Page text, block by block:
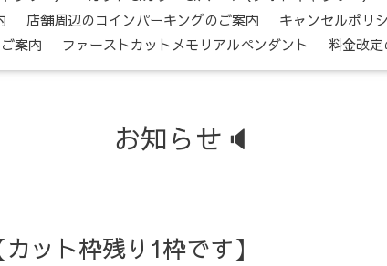
店舗周辺のコインパーキングのご案内
キャンセルポリ
案内 ファーストカットメモリアルペンダント 料金改
お知らせ🔈
ット枠残り1枠です】